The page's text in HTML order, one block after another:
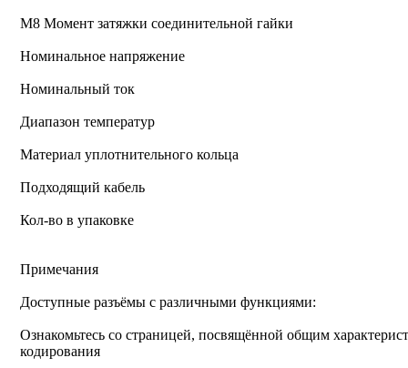
M8 Момент затяжки соединительной гайки
Номинальное напряжение
Номинальный ток
Диапазон температур
Материал уплотнительного кольца
Подходящий кабель
Кол-во в упаковке
Примечания
Доступные разъёмы с различными функциями:
Ознакомьтесь со страницей, посвящённой общим
кодирования